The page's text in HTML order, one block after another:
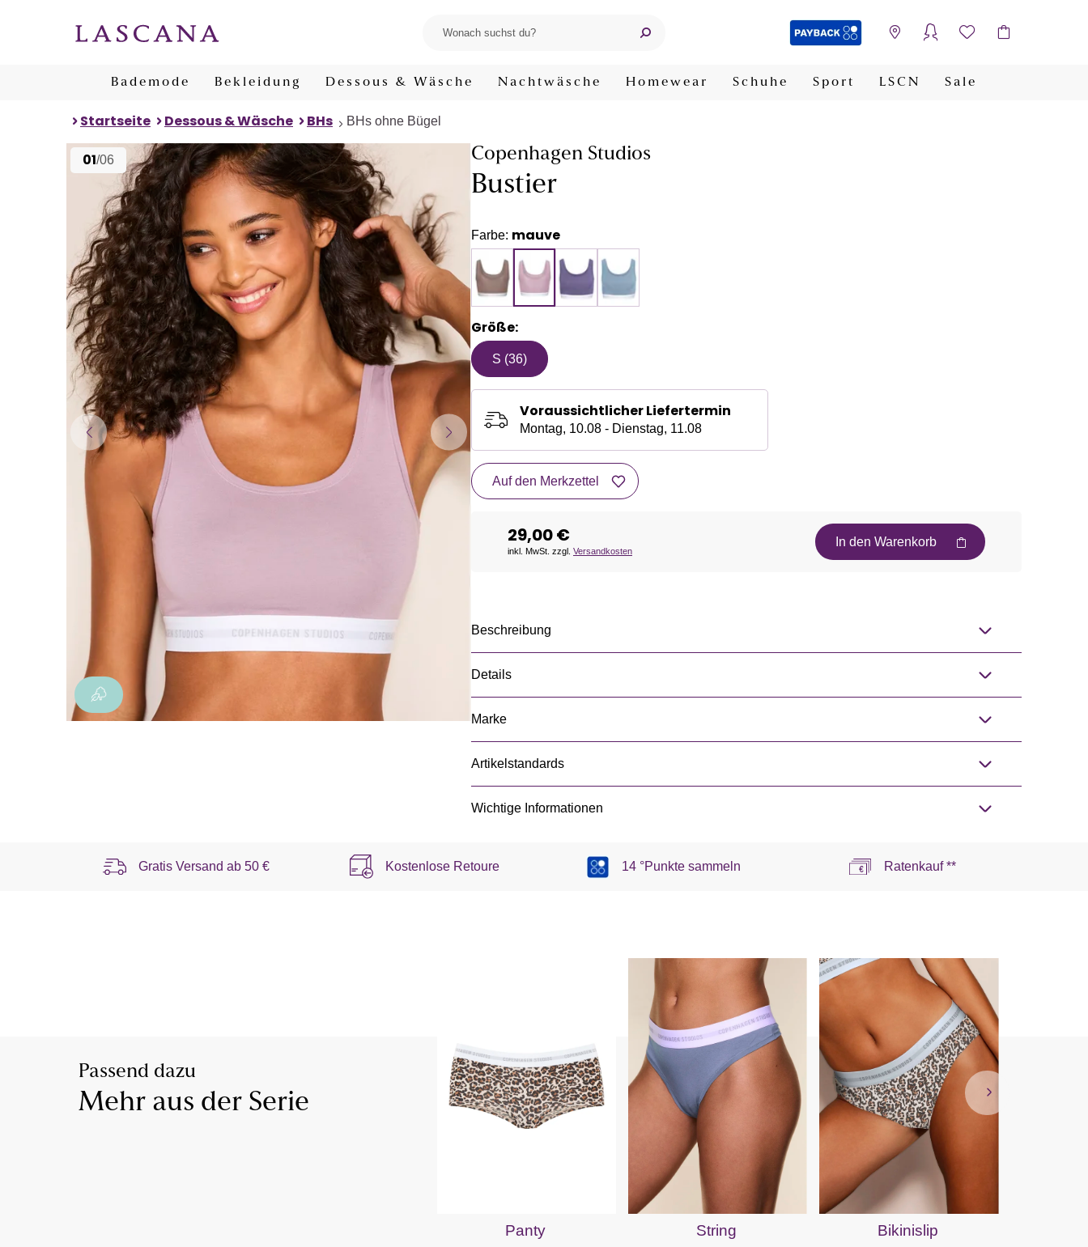
Bademode Bekleidung Dessous & Wäsche Nachtwäsche Homewear Schuhe Sport LSCN Sale
Startseite Dessous & Wäsche BHs BHs ohne Bügel
01/06 Copenhagen Studios
Bustier
Farbe: mauve
Größe:
S (36)
Voraussichtlicher Liefertermin
Montag, 10.08 - Dienstag, 11.08
Auf den Merkzettel
29,00 €
inkl. MwSt. zzgl. Versandkosten
In den Warenkorb
Beschreibung
Details
Marke
Artikelstandards
Wichtige Informationen
Gratis Versand ab 50 € Kostenlose Retoure 14 °Punkte sammeln Ratenkauf **
Passend dazu
Mehr aus der Serie
Panty String Bikinislip